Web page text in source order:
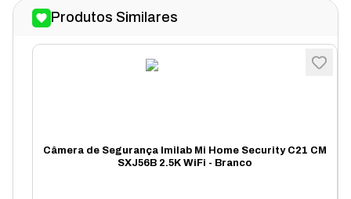
Produtos Similares
Câmera de Segurança Imilab Mi Home Security C21 CM
SXJ56B 2.5K WiFi - Branco